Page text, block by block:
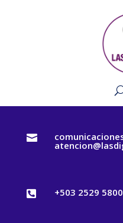

 +503 2529 5800